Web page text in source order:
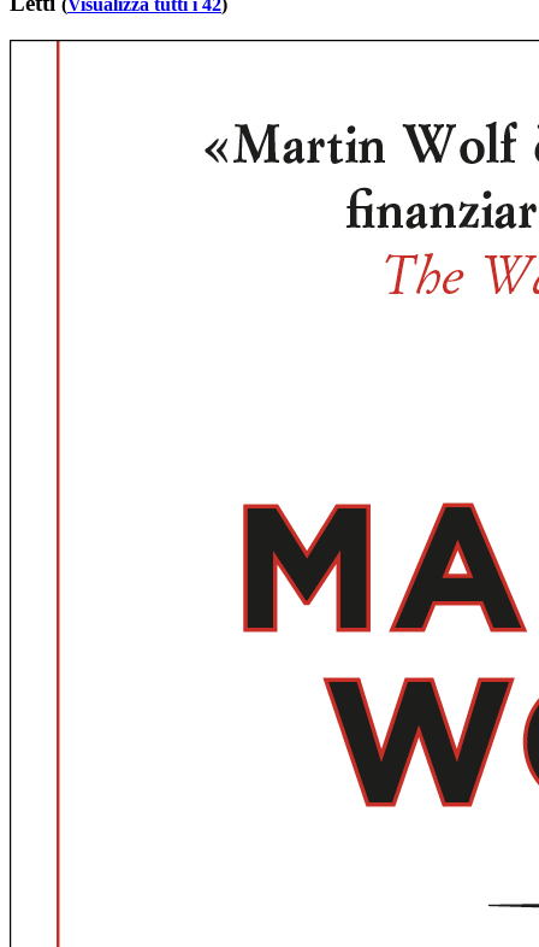
(Visualizza tutti i 42)